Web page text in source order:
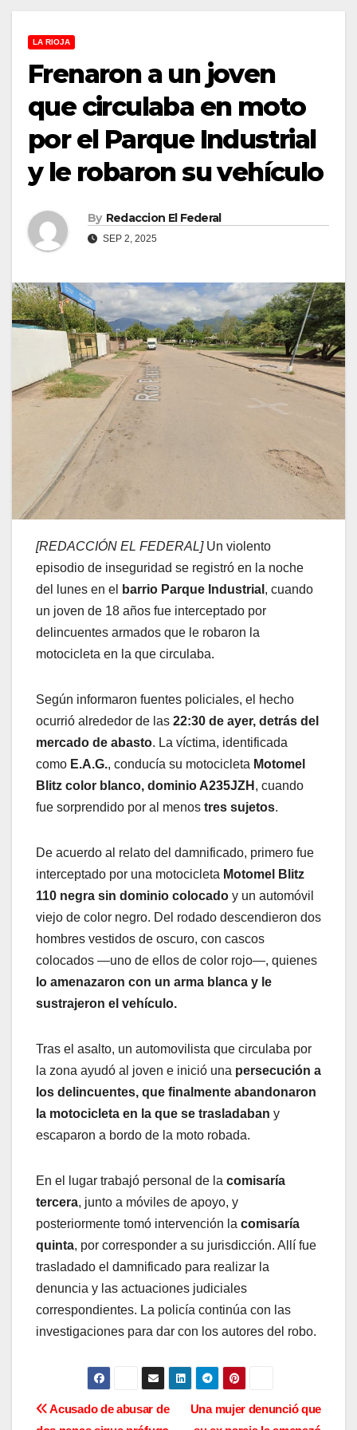
LA RIOJA
Frenaron a un joven
que circulaba en moto
por el Parque Industrial
y le robaron su vehículo
By Redaccion El Federal
SEP 2, 2025
[REDACCIÓN EL FEDERAL]Un violento
episodio de inseguridad se registró en la noche
del lunes en el
barrio Parque Industrial , cuando
un joven de 18 años fue interceptado por
delincuentes armados que le robaron la
motocicleta en la que circulaba.
Según informaron fuentes policiales, el hecho
ocurrió alrededor de las 22:30 de ayer, detrás del
mercado de abasto. La víctima, identificada
como E.A.G., conducía su motocicleta Motomel
Blitz color blanco, dominio A235JZH , cuando
fue sorprendido por al menos tres sujetos.
De acuerdo al relato del damnificado, primero fue
interceptado por una motocicleta Motomel Blitz
110 negra sin dominio colocado y un automóvil
viejo de color negro. Del rodado descendieron dos
hombres vestidos de oscuro, con cascos
colocados —uno de ellos de color rojo—, quienes
lo amenazaron con un arma blanca y le
sustrajeron el vehículo.
Tras el asalto, un automovilista que circulaba por
la zona ayudó al joven e inició una persecución a
los delincuentes, que finalmente abandonaron
la motocicleta en la que se trasladaban y
escaparon a bordo de la moto robada.
En el lugar trabajó personal de la comisaría
tercera, junto a móviles de apoyo, y
posteriormente tomó intervención la comisaría
quinta, por corresponder a su jurisdicción. Allí fue
trasladado el damnificado para realizar la
denuncia y las actuaciones judiciales
correspondientes. La policía continúa con las
investigaciones para dar con los autores del robo.
N
Una mujer denunció que
Acusado de abusar de